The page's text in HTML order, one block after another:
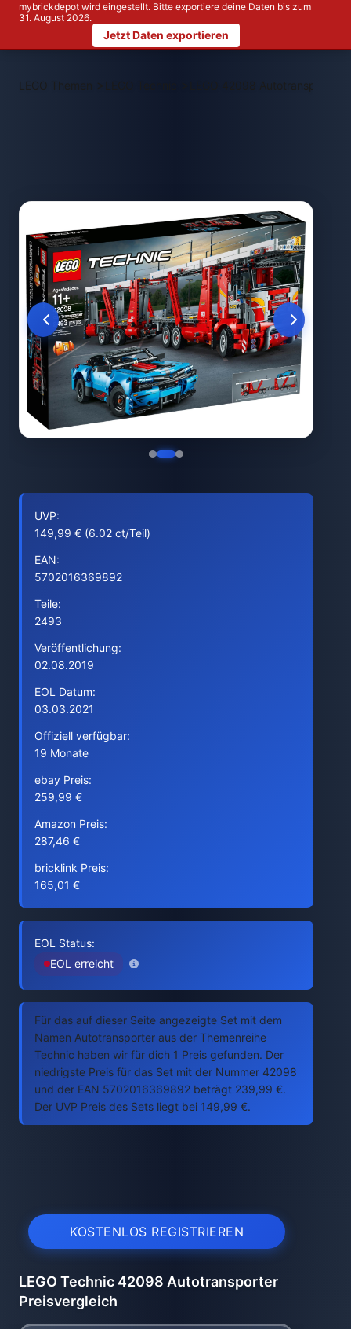
mybrickdepot wird eingestellt. Bitte exportiere deine Daten bis zum
31. August 2026.
Jetzt Daten exportieren
LEGO Themen > LEGO 42098 Autotransporter
UVP:
149,99 € (6.02 ct/Teil)
EAN:
5702016369892
Teile:
2493
Veröffentlichung:
02.08.2019
EOL Datum:
03.03.2021
Offiziell verfügbar:
19 Monate
ebay Preis:
259,99 €
Amazon Preis:
287,46 €
bricklink Preis:
165,01 €
EOL Status:
EOL erreicht
Für das auf dieser Seite angezeigte Set mit dem
Namen Autotransporter aus der Themenreihe
Technic haben wir für dich 1 Preis gefunden. Der
niedrigste Preis für das Set mit der Nummer 42098
und der EAN 5702016369892 beträgt 239,99 €.
Der UVP Preis des Sets liegt bei 149,99 €.
KOSTENLOS REGISTRIEREN
LEGO Technic 42098 Autotransporter
Preisvergleich